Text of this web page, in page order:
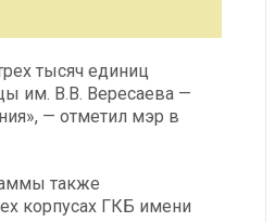
тысяч единиц
им. В.В. Вересаева —
— отметил мэр в
также
корпусах ГКБ имени